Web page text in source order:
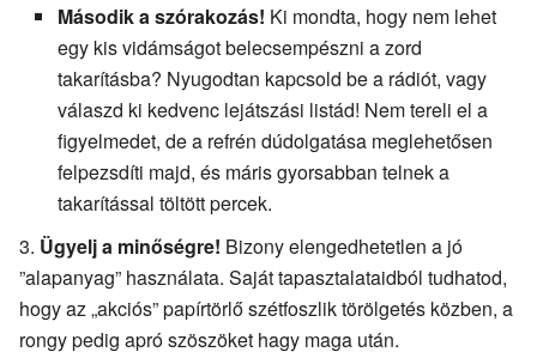
Második a szórakozás! Ki mondta, hogy nem lehet
egy kis vidámságot belecsempészni a zord
takarításba? Nyugodtan kapcsold be a rádiót, vagy
válaszd ki kedvenc lejátszási listád! Nem tereli el a
figyelmedet, de a refrén dúdolgatása meglehetősen
felpezsdíti majd, és máris gyorsabban telnek a
takarítással töltött percek.
Ügyelj a minőségre! Bizony elengedhetetlen a jó
”alapanyag” használata. Saját tapasztalataidból tudhatod,
hogy az „akciós” papírtörlő szétfoszlik törölgetés közben, a
rongy pedig apró szöszöket hagy maga után.